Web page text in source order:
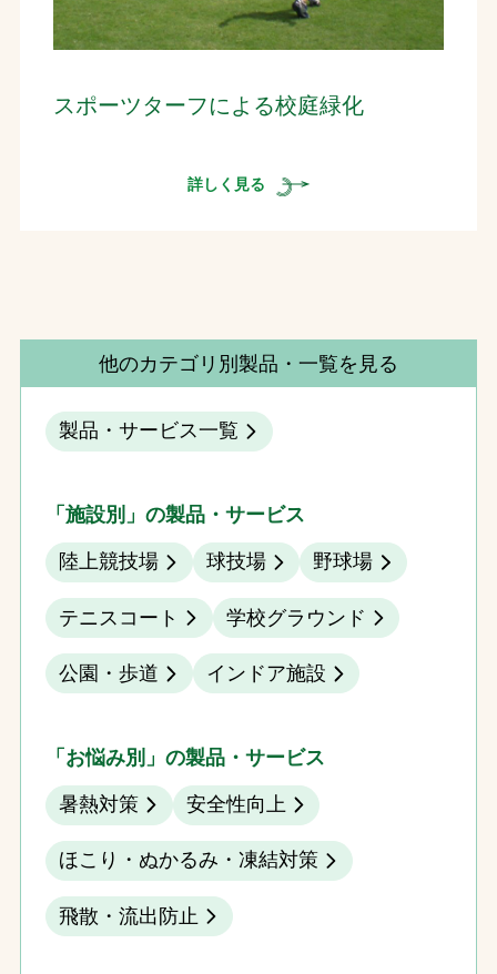
スポーツターフによる校庭緑化
詳しく見る
他のカテゴリ別製品・一覧を見る
製品・サービス一覧
「施設別」の製品・サービス
陸上競技場 球技場 野球場
テニスコート 学校グラウンド
公園・歩道 インドア施設
「お悩み別」の製品・サービス
暑熱対策 安全性向上
ほこり・ぬかるみ・凍結対策
飛散・流出防止